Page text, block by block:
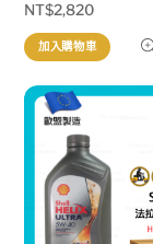
NT$2,820
加入購物車